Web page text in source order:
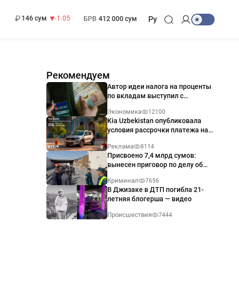
146 сум
-1.05
БРВ 412 000 сум Ру
Рекомендуем
Автор идеи налога на проценты
по вкладам выступил с
Экономика 12100
Kia Uzbekistan опубликовала
условия рассрочки платежа на
годовых
Реклама 8114
Присвоено 7,4 млрд сумов:
вынесен приговор по делу об
Ташкенте
Криминал 7656
В Джизаке в ДТП погибла 21-
летняя блогерша — видео
Происшествия 7444